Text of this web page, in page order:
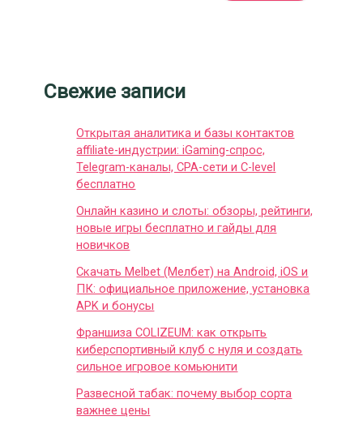
Свежие записи
Открытая аналитика и базы контактов
affiliate-индустрии: iGaming-спрос,
Telegram-каналы, CPA-сети и C-level
бесплатно
Онлайн казино и слоты: обзоры, рейтинги,
новые игры бесплатно и гайды для
новичков
Скачать Melbet (Мелбет) на Android, iOS и
ПК: официальное приложение, установка
APK и бонусы
Франшиза COLIZEUM: как открыть
киберспортивный клуб с нуля и создать
сильное игровое комьюнити
Развесной табак: почему выбор сорта
важнее цены